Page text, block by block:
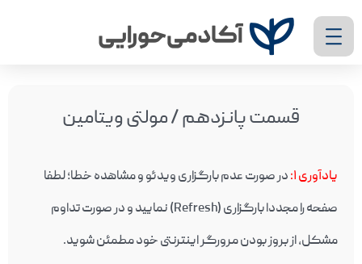
قسمت پانزدهم / مولتی ویتامین
یادآوری ۱ :در صورت عدم بارگزاری ویدئو و مشاهده خطا؛ لطفا
صفحه را مجددا بارگزاری (Refresh) نمایید و در صورت تداوم
مشکل، از بروز بودن مرورگر اینترنتی خود مطمئن شوید.